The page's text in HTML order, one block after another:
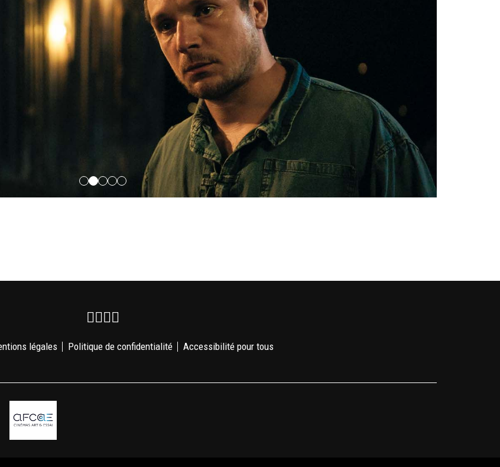
Facebook
Instagram
Youtube
légales Politique de confidentialité Accessibilité pour tous